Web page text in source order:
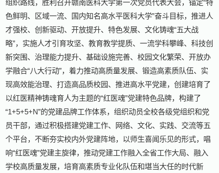
组织路线，胜利召开赣南医科大学第一次党员代表大会，锚定“特
色鲜明、区域一流、国内知名高水平医科大学”奋斗目标，推进人
才强校、创新驱动、开放提升、特色发展、文化铸魂“五大战
略”，实施人才引育攻坚、教育教学提质、一流学科攀峰、科技创
新突围、治理能力提升、基础设施完善、校园文化繁荣、开放办
学融合“八大行动”，着力推动高质量发展、锻造高素质队伍、实
现高效能治理、打造高品质校园、推进高水平党建，创建培育了
以红医精神铸魂育人为主题的“红医魂”党建特色品牌，构建了
“1+5+5+N”的党建品牌工作体系，组织动员全校各级党组织和党
员干部，通过积极搭建党建工作、网络、文化、实践、交流等五
个平台，不断夯实校内外党建阵地，以师生喜闻乐见的形式，唱
响“红医魂”党建主旋律，推动党建工作融入全省工作大局、融入
学校高质量发展，培育高素质专业化队伍和堪当大任的时代新